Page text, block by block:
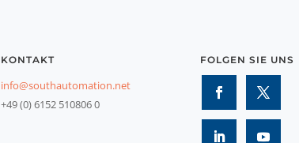
KONTAKT
info@southautomation.net
+49 (0) 6152 510806 0
FOLGEN SIE UNS